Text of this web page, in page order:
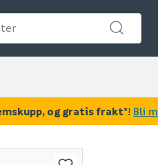
INTERESSE?
og gratis frakt*! Bli